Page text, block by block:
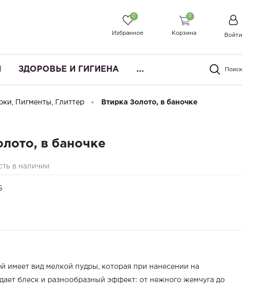
0
Избранное
0
Корзина Войти
ЗДОРОВЬЕ И ГИГИЕНА ... Поиск
Пигменты, Глиттер Втирка Золото, в баночке
в баночке
в наличии
имеет вид мелкой пудры, которая при нанесении на
блеск и разнообразный эффект: от нежного жемчуга до